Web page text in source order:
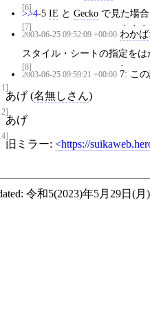
[6]
>>4-5 IE と Gecko で見た場
[7]
2003-06-25 09:52:09 +00:00 わかば
スタイル・シートの指定をは
[8]
2003-06-25 09:59:21 +00:00 7: こ
あげ (名無しさん)
あげ
旧ミラー: https://
令和5(2023)年5月29日(月